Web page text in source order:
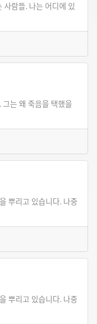
사람들. 나는 어디에 있
는 왜 죽음을 택했을
뿌리고 있습니다. 나중
뿌리고 있습니다. 나중